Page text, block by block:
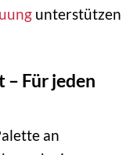
unterstützen
Für jeden
an